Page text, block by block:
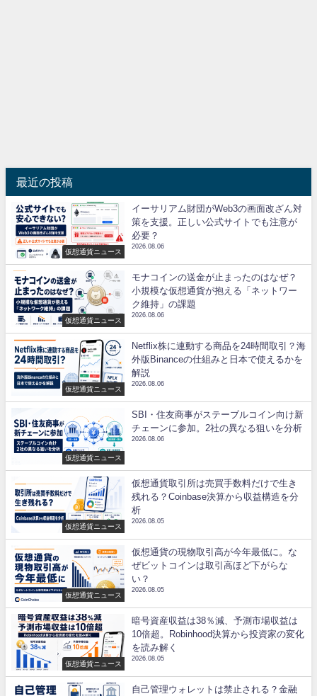
最近の投稿
仮想通貨ニュース
イーサリアム財団がWeb3の画面改ざん対
策を支援。正しい公式サイトでも注意が
必要？
2026.08.06
仮想通貨ニュース
モナコインの送金が止まったのはなぜ？
小規模な仮想通貨が抱える「ネットワー
ク維持」の課題
2026.08.06
仮想通貨ニュース
Netflix株に連動する商品を24時間取引？海
外版Binanceの仕組みと日本で使えるかを
解説
2026.08.06
仮想通貨ニュース
SBI・住友商事がステーブルコイン向け新
チェーンに参加。2社の異なる狙いを分析
2026.08.06
仮想通貨ニュース
仮想通貨取引所は売買手数料だけで生き
残れる？Coinbase決算から収益構造を分
析
2026.08.05
仮想通貨ニュース
仮想通貨の現物取引高が今年最低に。な
ぜビットコインは取引高ほど下がらな
い？
2026.08.05
仮想通貨ニュース
暗号資産収益は38％減、予測市場収益は
10倍超。Robinhood決算から投資家の変化
を読み解く
2026.08.05
自己管理ウォレットは禁止される？金融